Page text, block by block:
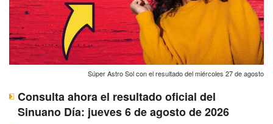
Súper Astro Sol con el resultado del miércoles 27 de agosto
Consulta ahora el resultado oficial del
Sinuano Día: jueves 6 de agosto de 2026